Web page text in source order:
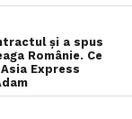
și a spus
Românie. Ce
Express